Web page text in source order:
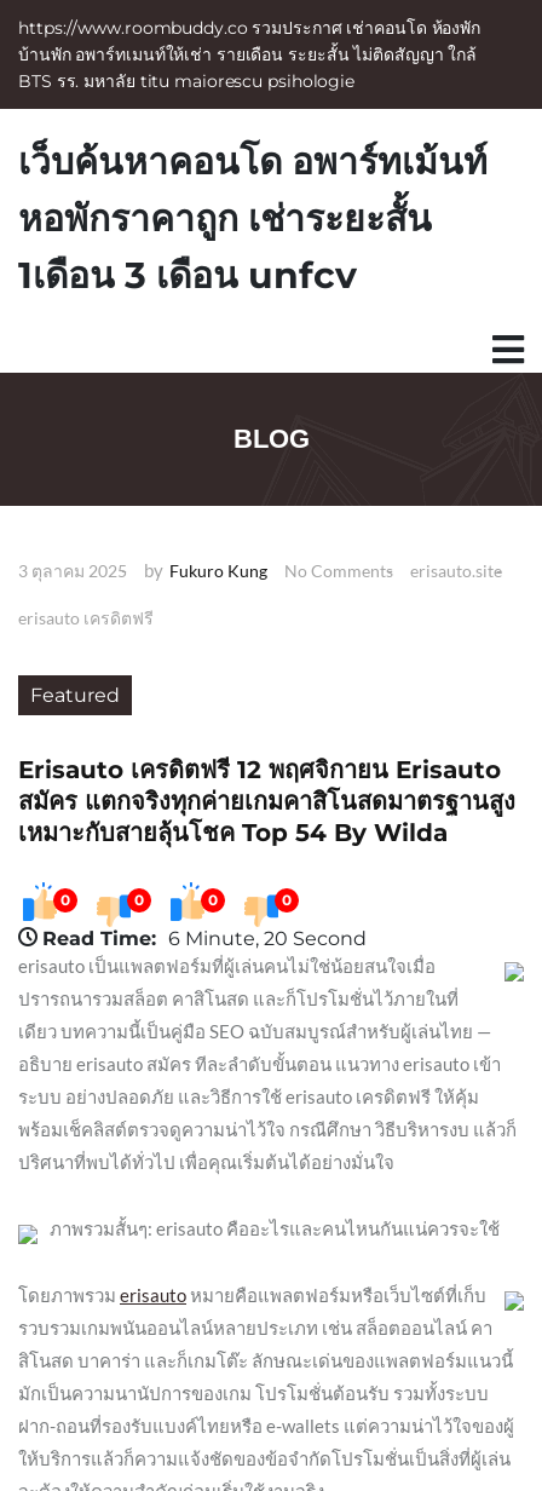
https://www.roombuddy.co รวมประกาศ เช่าคอนโด ห้องพัก
บ้านพัก อพาร์ทเมนท์ให้เช่า รายเดือน ระยะสั้น ไม่ติดสัญญา ใกล้
BTS รร. มหาลัย titu maiorescu psihologie
n
เว็บค้นหาคอนโด อพาร์ทเม้นท์
หอพักราคาถูก เช่าระยะสั้น
1เดือน 3 เดือน unfcv
BLOG
3 ตุลาคม 2025 by Fukuro Kung No Comments erisauto.site
erisauto เครดิตฟรี
Featured
Erisauto เครดิตฟรี 12 พฤศจิกายน Erisauto
สมัคร แตกจริงทุกค่ายเกมคาสิโนสดมาตรฐานสูง
เหมาะกับสายลุ้นโชค Top 54 By Wilda
0 0 0 0
Read Time: 6 Minute, 20 Second
erisauto เป็นแพลตฟอร์มที่ผู้เล่นคนไม่ใช่น้อยสนใจเมื่อ
ปรารถนารวมสล็อต คาสิโนสด และก็โปรโมชั่นไว้ภายในที่
เดียว บทความนี้เป็นคู่มือ SEO ฉบับสมบูรณ์สำหรับผู้เล่นไทย —
อธิบาย erisauto สมัคร ทีละลำดับขั้นตอน แนวทาง erisauto เข้า
ระบบ อย่างปลอดภัย และวิธีการใช้ erisauto เครดิตฟรี ให้คุ้ม
พร้อมเช็คลิสต์ตรวจดูความน่าไว้ใจ กรณีศึกษา วิธีบริหารงบ แล้วก็
ปริศนาที่พบได้ทั่วไป เพื่อคุณเริ่มต้นได้อย่างมั่นใจ
ภาพรวมสั้นๆ: erisauto คืออะไรและคนไหนกันแน่ควรจะใช้
โดยภาพรวม erisautoหมายคือแพลตฟอร์มหรือเว็บไซต์ที่เก็บ
รวบรวมเกมพนันออนไลน์หลายประเภท เช่น สล็อตออนไลน์ คา
สิโนสด บาคาร่า และก็เกมโต๊ะ ลักษณะเด่นของแพลตฟอร์มแนวนี้
มักเป็นความนานัปการของเกม โปรโมชั่นต้อนรับ รวมทั้งระบบ
ฝาก-ถอนที่รองรับแบงค์ไทยหรือ e-wallets แต่ความน่าไว้ใจของผู้
ให้บริการแล้วก็ความแจ้งชัดของข้อจำกัดโปรโมชั่นเป็นสิ่งที่ผู้เล่น